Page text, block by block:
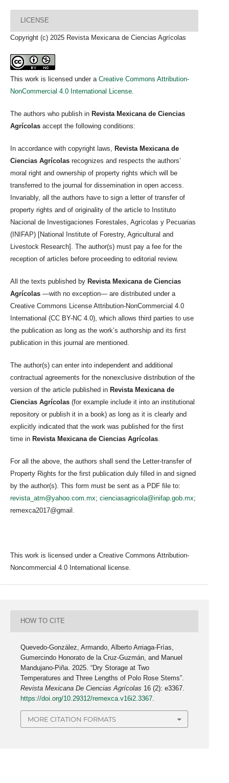
LICENSE
Copyright (c) 2025 Revista Mexicana de Ciencias Agrícolas
This work is licensed under a Creative Commons Attribution-
NonCommercial 4.0 International License
The authors who publish in Revista Mexicana de Ciencias
Agrícolas accept the following conditions:
In accordance with copyright laws, Revista Mexicana de
Ciencias Agrícolas recognizes and respects the authors’
moral right and ownership of property rights which will be
transferred to the journal for dissemination in open access.
Invariably, all the authors have to sign a letter of transfer of
property rights and of originality of the article to Instituto
Nacional de Investigaciones Forestales, Agrícolas y Pecuarias
(INIFAP) [National Institute of Forestry, Agricultural and
Livestock Research]. The author(s) must pay a fee for the
reception of articles before proceeding to editorial review.
All the texts published by Revista Mexicana de Ciencias
Agrícolas —with no exception— are distributed under a
Creative Commons License Attribution-NonCommercial 4.0
International (CC BY-NC 4.0), which allows third parties to use
the publication as long as the work’s authorship and its first
publication in this journal are mentioned.
The author(s) can enter into independent and additional
contractual agreements for the nonexclusive distribution of the
version of the article published in Revista Mexicana de
Ciencias Agrícolas (for example include it into an institutional
repository or publish it in a book) as long as it is clearly and
explicitly indicated that the work was published for the first
time in Revista Mexicana de Ciencias Agrícolas
For all the above, the authors shall send the Letter-transfer of
Property Rights for the first publication duly filled in and signed
by the author(s). This form must be sent as a PDF file to:
revista_atm@yahoo.com.mx; cienciasagricola@inifap.gob.mx;
remexca2017@gmail.
This work is licensed under a Creative Commons Attribution-
Noncommercial 4.0 International license.
HOW TO CITE
Quevedo-González, Armando, Alberto Arriaga-Frías,
Gumercindo Honorato de la Cruz-Guzmán, and Manuel
Mandujano-Piña. 2025. “Dry Storage at Two
Temperatures and Three Lengths of Polo Rose Stems”.
Revista Mexicana De Ciencias Agrícolas 16 (2): e3367.
https://doi.org/10.29312/remexca.v16i2.3367
MORE CITATION FORMATS